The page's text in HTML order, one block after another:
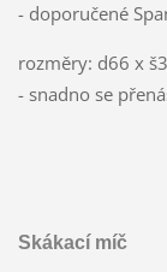
- doporučené
rozměry: d66 x
- snadno se
Skákací míč